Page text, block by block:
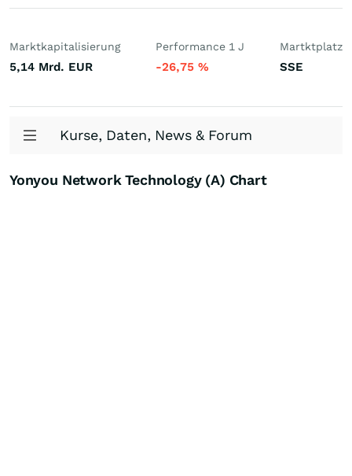
Marktkapitalisierung
5,14 Mrd. EUR
Performance 1 J
-26,75 %
Martktplatz
SSE
Kurse, Daten, News & Forum
Yonyou Network Technology (A) Chart